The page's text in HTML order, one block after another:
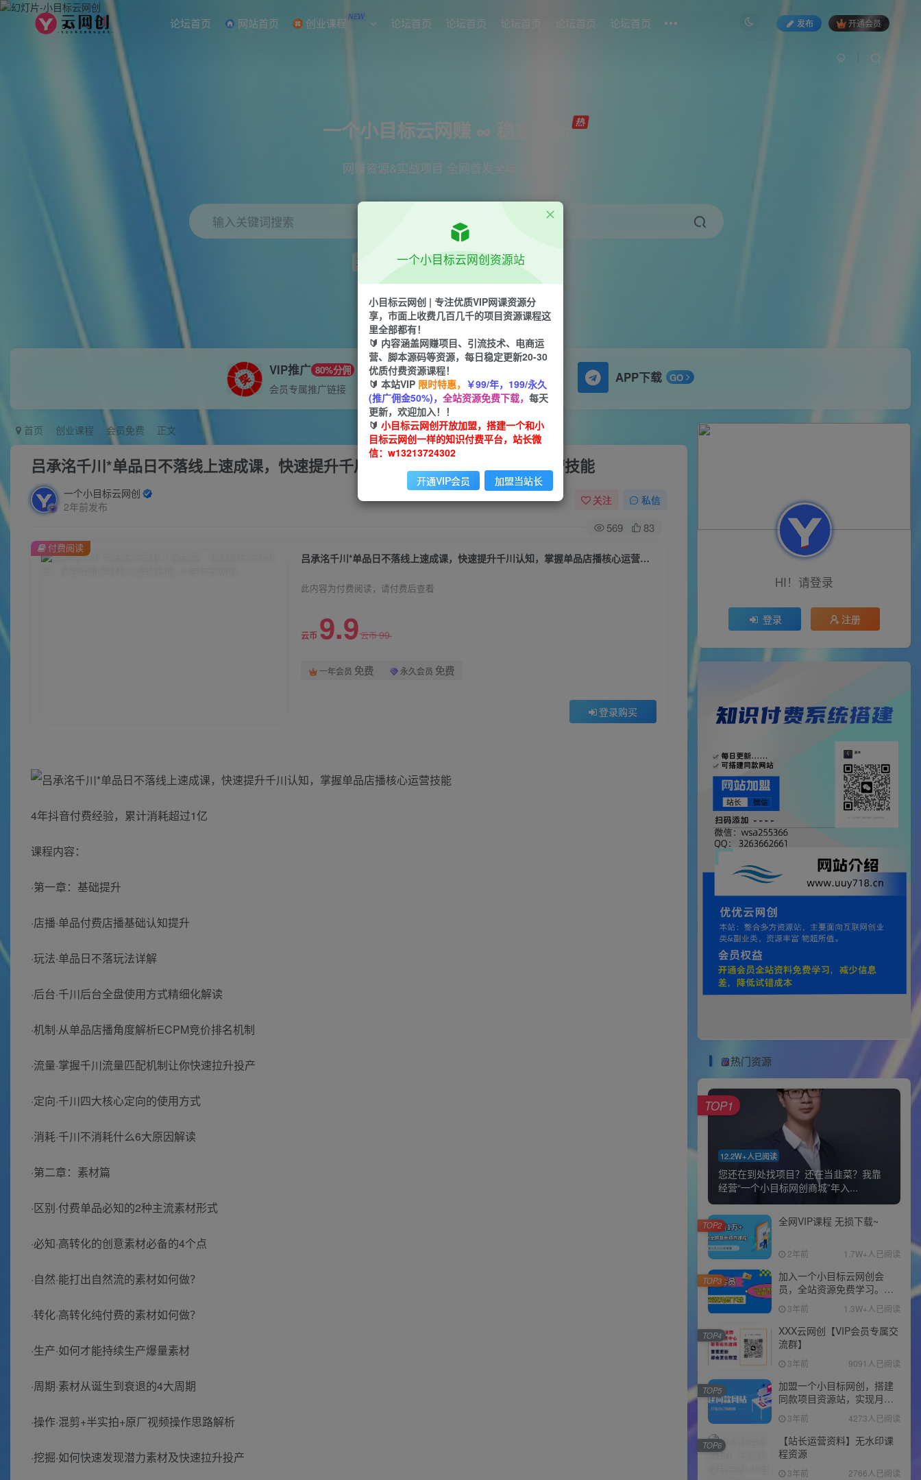
论坛首页 网站首页 创业课程 NEW 论坛首页 论坛首页 论坛首页 论坛首页 论坛首页 发布 开通会员
一个小目标云网赚 ∞ 稳定更新
网赚资源&实战项目 全网首发全年365天更新
输入关键词搜索
项目 引流 短视频 抖音 剪辑 小红书
VIP推广 80%分佣
会员专属推广链接
APP下载 GO
首页 创业课程 会员免费 正文
吕承洺千川*单品日不落线上速成课，快速提升千川认知，掌握单品店播核心运营技能
一个小目标云网创
2年前发布
关注 私信
569 83
吕承洺千川*单品日不落线上速成课，快速提升千川认知，掌握单品店播核心运营技能
此内容为付费阅读，请付费后查看
云币 9.9云币99
一年会员 免费 永久会员 免费
登录购买
付费阅读
4年抖音付费经验，累计消耗超过1亿
课程内容：
·第一章：基础提升
·店播·单品付费店播基础认知提升
·玩法·单品日不落玩法详解
·后台·千川后台全盘使用方式精细化解读
·机制·从单品店播角度解析ECPM竞价排名机制
·流量·掌握千川流量匹配机制让你快速拉升投产
·定向·千川四大核心定向的使用方式
·消耗·千川不消耗什么6大原因解读
·第二章：素材篇
·区别·付费单品必知的2种主流素材形式
·必知·高转化的创意素材必备的4个点
·自然·能打出自然流的素材如何做？
·转化·高转化纯付费的素材如何做？
·生产·如何才能持续生产爆量素材
·周期·素材从诞生到衰退的4大周期
·操作·混剪+半实拍+原厂视频操作思路解析
·挖掘·如何快速发现潜力素材及快速拉升投产
HI！请登录
登录 注册
热门资源
12.2W+人已阅读
您还在到处找项目？还在当韭菜？我靠
经营“一个小目标网创商城”年入...
TOP1
全网VIP课程 无损下载~
2年前 1.7W+人已阅读
TOP2
加入一个小目标云网创会
员，全站资源免费学习。更
可享受推广高达80%分佣！
3年前 1.3W+人已阅读
TOP3
XXX云网创【VIP会员专属交
流群】
3年前 9091人已阅读
TOP4
加盟一个小目标网创，搭建
同款项目资源站，实现月入
10w+！！
3年前 4273人已阅读
TOP5
【站长运营资料】无水印课
程资源
3年前 2766人已阅读
TOP6
一个小目标云网创资源站
小目标云网创 | 专注优质VIP网课资源分
享，市面上收费几百几千的项目资源课程这
里全部都有！
🔰 内容涵盖网赚项目、引流技术、电商运
营、脚本源码等资源，每日稳定更新20-30
优质付费资源课程！
🔰 本站VIP 限时特惠， ￥99/年，199/永久
(推广佣金50%)， 全站资源免费下载， 每天
更新，欢迎加入！！
🔰 小目标云网创开放加盟，搭建一个和小
目标云网创一样的知识付费平台，站长微
信：w13213724302
开通VIP会员 加盟当站长